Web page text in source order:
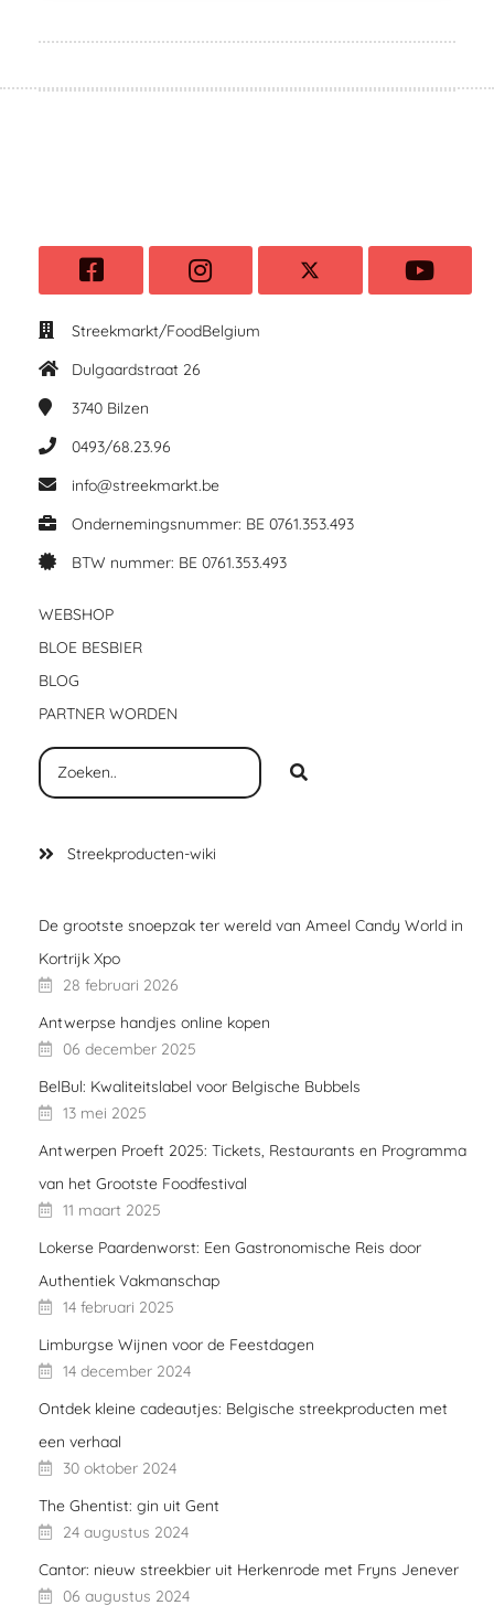
Streekmarkt/FoodBelgium
Dulgaardstraat 26
3740 Bilzen
0493/68.23.96
info@streekmarkt.be
Ondernemingsnummer: BE 0761.353.493
BTW nummer: BE 0761.353.493
WEBSHOP
BLOE BESBIER
BLOG
PARTNER WORDEN
Streekproducten-wiki
De grootste snoepzak ter wereld van Ameel Candy World in
Kortrijk Xpo
28 februari 2026
Antwerpse handjes online kopen
06 december 2025
BelBul: Kwaliteitslabel voor Belgische Bubbels
13 mei 2025
Antwerpen Proeft 2025: Tickets, Restaurants en Programma
van het Grootste Foodfestival
11 maart 2025
Lokerse Paardenworst: Een Gastronomische Reis door
Authentiek Vakmanschap
14 februari 2025
Limburgse Wijnen voor de Feestdagen
14 december 2024
Ontdek kleine cadeautjes: Belgische streekproducten met
een verhaal
30 oktober 2024
The Ghentist: gin uit Gent
24 augustus 2024
Cantor: nieuw streekbier uit Herkenrode met Fryns Jenever
06 augustus 2024